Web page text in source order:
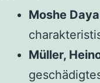
Moshe
Müller,